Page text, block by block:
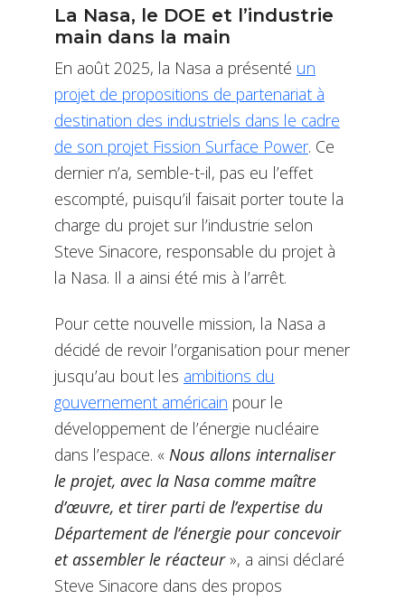
La Nasa, le DOE et l’industrie
main dans la main
En août 2025, la Nasa a présenté un
projet de propositions de partenariat à
destination des industriels dans le cadre
de son projet Fission Surface Power. Ce
dernier n’a, semble-t-il, pas eu l’effet
escompté, puisqu’il faisait porter toute la
charge du projet sur l’industrie selon
Steve Sinacore, responsable du projet à
la Nasa. Il a ainsi été mis à l’arrêt.
Pour cette nouvelle mission, la Nasa a
décidé de revoir l’organisation pour mener
jusqu’au bout les ambitions du
gouvernement américain pour le
développement de l’énergie nucléaire
dans l’espace. « Nous allons internaliser
le projet, avec la Nasa comme maître
d’œuvre, et tirer parti de l’expertise du
Département de l’énergie pour concevoir
et assembler le réacteur», a ainsi déclaré
Steve Sinacore dans des propos